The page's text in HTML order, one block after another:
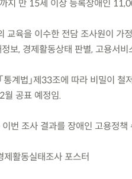
지 만 15세 이상 등록장애인
교육을 이수한 전담 조사원이 가
보, 경제활동상태 판별, 고용서
통계법」제33조에 따라 비밀이
월 공표 예정임.
번 조사 결과를 장애인 고용정
활동실태조사 포스터